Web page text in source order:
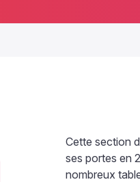
Cette section
ses portes en
nombreux